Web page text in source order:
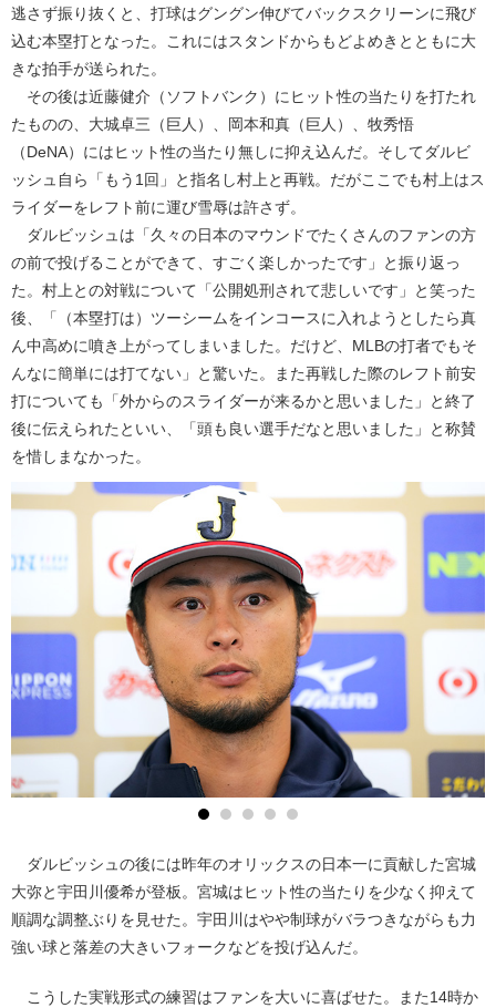
逃さず振り抜くと、打球はグングン伸びてバックスクリーンに飛び
込む本塁打となった。これにはスタンドからもどよめきとともに大
きな拍手が送られた。
その後は近藤健介（ソフトバンク）にヒット性の当たりを打たれ
たものの、大城卓三（巨人）、岡本和真（巨人）、牧秀悟
（DeNA）にはヒット性の当たり無しに抑え込んだ。そしてダルビ
ッシュ自ら「もう1回」と指名し村上と再戦。だがここでも村上はス
ライダーをレフト前に運び雪辱は許さず。
ダルビッシュは「久々の日本のマウンドでたくさんのファンの方
の前で投げることができて、すごく楽しかったです」と振り返っ
た。村上との対戦について「公開処刑されて悲しいです」と笑った
後、「（本塁打は）ツーシームをインコースに入れようとしたら真
ん中高めに噴き上がってしまいました。だけど、MLBの打者でもそ
んなに簡単には打てない」と驚いた。また再戦した際のレフト前安
打についても「外からのスライダーが来るかと思いました」と終了
後に伝えられたといい、「頭も良い選手だなと思いました」と称賛
を惜しまなかった。
ダルビッシュの後には昨年のオリックスの日本一に貢献した宮城
大弥と宇田川優希が登板。宮城はヒット性の当たりを少なく抑えて
順調な調整ぶりを見せた。宇田川はやや制球がバラつきながらも力
強い球と落差の大きいフォークなどを投げ込んだ。
こうした実戦形式の練習はファンを大いに喜ばせた。また14時か